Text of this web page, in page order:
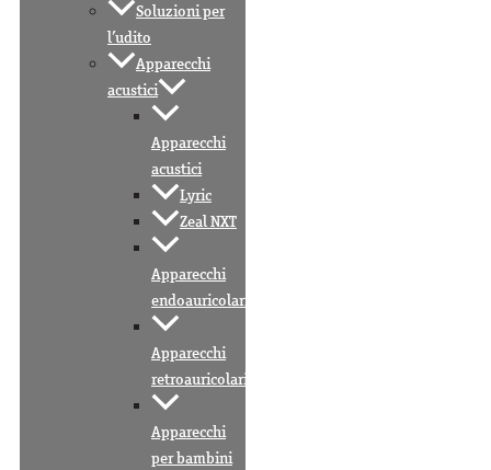
Soluzioni per
l’udito
Apparecchi
acustici
Apparecchi
acustici
Lyric
Zeal NXT
Apparecchi
endoauricolari
Apparecchi
retroauricolari
Apparecchi
per bambini